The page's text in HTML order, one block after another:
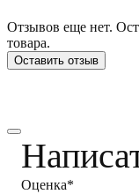
Отзывов еще нет.
товара.
Оставить отзыв
Оценка*